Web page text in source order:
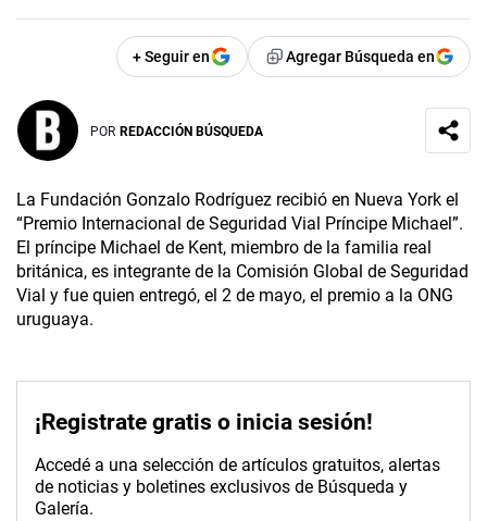
+ Seguir en Agregar Búsqueda en
POR REDACCIÓN BÚSQUEDA
La Fundación Gonzalo Rodríguez recibió en Nueva York el
“Premio Internacional de Seguridad Vial Príncipe Michael”.
El príncipe Michael de Kent, miembro de la familia real
británica, es integrante de la Comisión Global de Seguridad
Vial y fue quien entregó, el 2 de mayo, el premio a la ONG
uruguaya.
¡Registrate gratis o inicia sesión!
Accedé a una selección de artículos gratuitos, alertas
de noticias y boletines exclusivos de Búsqueda y
Galería.